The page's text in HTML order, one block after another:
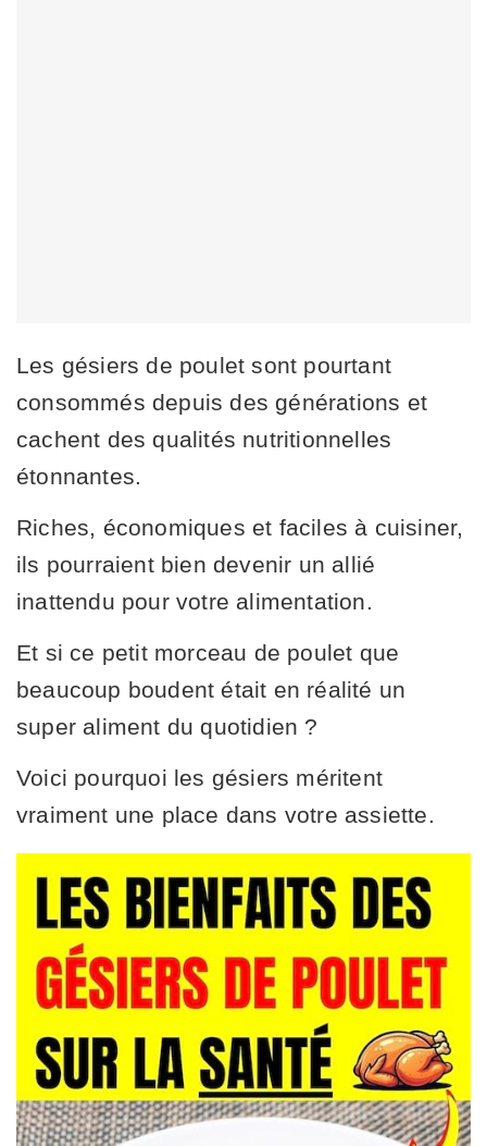
Les gésiers de poulet sont pourtant
consommés depuis des générations et
cachent des qualités nutritionnelles
étonnantes.
Riches, économiques et faciles à cuisiner,
ils pourraient bien devenir un allié
inattendu pour votre alimentation.
Et si ce petit morceau de poulet que
beaucoup boudent était en réalité un
super aliment du quotidien ?
Voici pourquoi les gésiers méritent
vraiment une place dans votre assiette.